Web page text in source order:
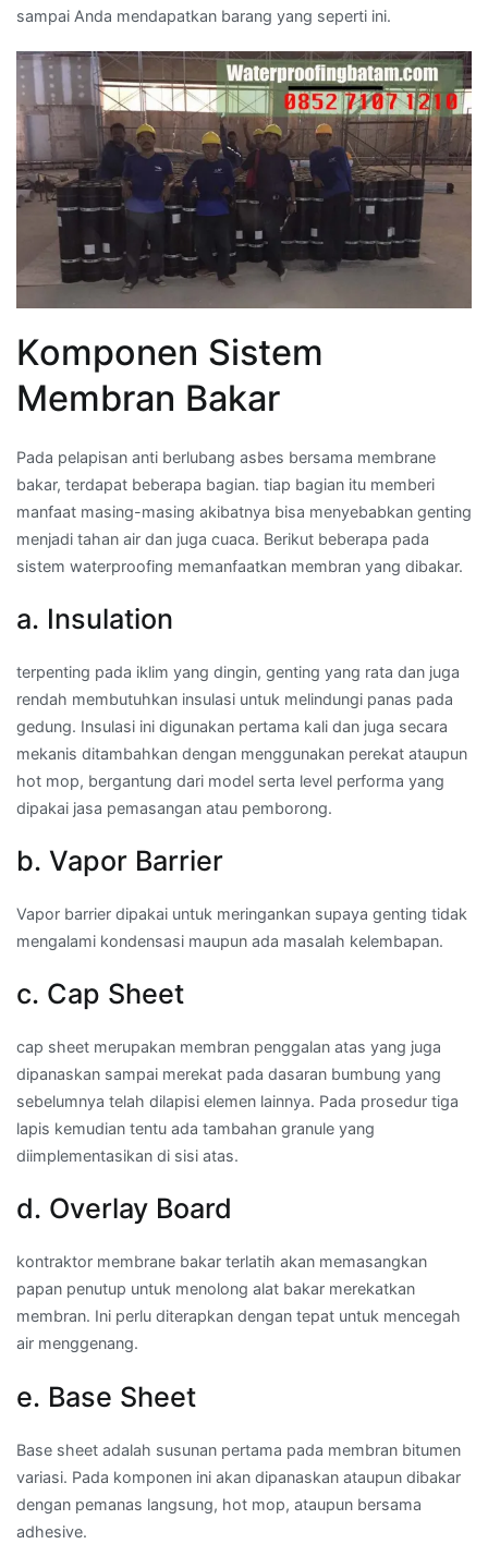
sampai Anda mendapatkan barang yang seperti ini.
Komponen Sistem
Membran Bakar
Pada pelapisan anti berlubang asbes bersama membrane
bakar, terdapat beberapa bagian. tiap bagian itu memberi
manfaat masing-masing akibatnya bisa menyebabkan genting
menjadi tahan air dan juga cuaca. Berikut beberapa pada
sistem waterproofing memanfaatkan membran yang dibakar.
a. Insulation
terpenting pada iklim yang dingin, genting yang rata dan juga
rendah membutuhkan insulasi untuk melindungi panas pada
gedung. Insulasi ini digunakan pertama kali dan juga secara
mekanis ditambahkan dengan menggunakan perekat ataupun
hot mop, bergantung dari model serta level performa yang
dipakai jasa pemasangan atau pemborong.
b. Vapor Barrier
Vapor barrier dipakai untuk meringankan supaya genting tidak
mengalami kondensasi maupun ada masalah kelembapan.
c. Cap Sheet
cap sheet merupakan membran penggalan atas yang juga
dipanaskan sampai merekat pada dasaran bumbung yang
sebelumnya telah dilapisi elemen lainnya. Pada prosedur tiga
lapis kemudian tentu ada tambahan granule yang
diimplementasikan di sisi atas.
d. Overlay Board
kontraktor membrane bakar terlatih akan memasangkan
papan penutup untuk menolong alat bakar merekatkan
membran. Ini perlu diterapkan dengan tepat untuk mencegah
air menggenang.
e. Base Sheet
Base sheet adalah susunan pertama pada membran bitumen
variasi. Pada komponen ini akan dipanaskan ataupun dibakar
dengan pemanas langsung, hot mop, ataupun bersama
adhesive.